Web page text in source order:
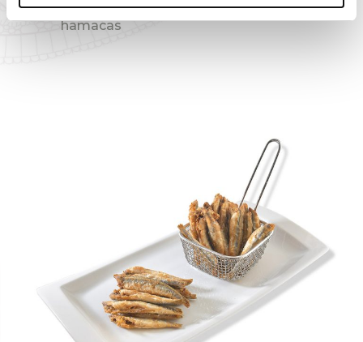
Kiosko en playa y
hamacas
WiFi Gratis